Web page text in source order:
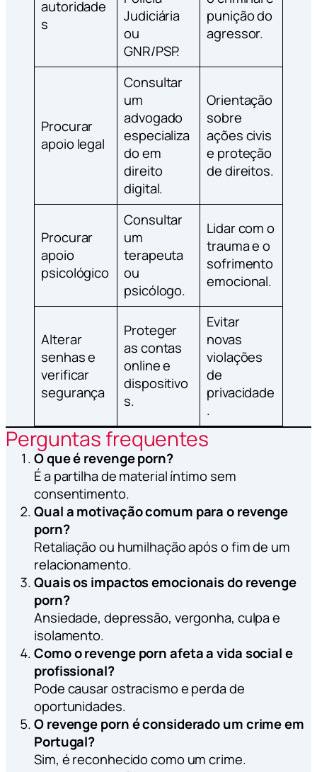
autoridade
s
Judiciária
ou
GNR/PSP.
punição do
agressor.
Procurar
apoio legal
Consultar
um
advogado
especializa
do em
direito
digital.
Orientação
sobre
ações civis
e proteção
de direitos.
Procurar
apoio
psicológico
Consultar
um
terapeuta
ou
psicólogo.
Lidar com o
trauma e o
sofrimento
emocional.
Alterar
senhas e
verificar
segurança
Proteger
as contas
online e
dispositivo
s.
Evitar
novas
violações
de
privacidade
.
Perguntas frequentes
O que é revenge porn?
É a partilha de material íntimo sem
consentimento.
Qual a motivação comum para o revenge
porn?
Retaliação ou humilhação após o fim de um
relacionamento.
Quais os impactos emocionais do revenge
porn?
Ansiedade, depressão, vergonha, culpa e
isolamento.
Como o revenge porn afeta a vida social e
profissional?
Pode causar ostracismo e perda de
oportunidades.
O revenge porn é considerado um crime em
Portugal?
Sim, é reconhecido como um crime.